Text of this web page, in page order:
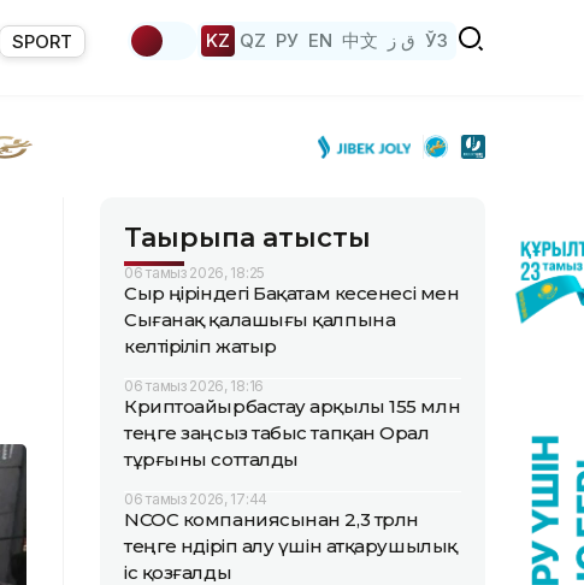
SPORT KZ QZ РУ EN 中文 ق ز ЎЗ
Тақырыпқа қатысты
06 тамыз 2026, 18:25
Сыр өңіріндегі Бақатам кесенесі мен
Сығанақ қалашығы қалпына
келтіріліп жатыр
06 тамыз 2026, 18:16
Криптоайырбастау арқылы 155 млн
теңге заңсыз табыс тапқан Орал
тұрғыны сотталды
06 тамыз 2026, 17:44
NCOC компаниясынан 2,3 трлн
теңге өндіріп алу үшін атқарушылық
іс қозғалды